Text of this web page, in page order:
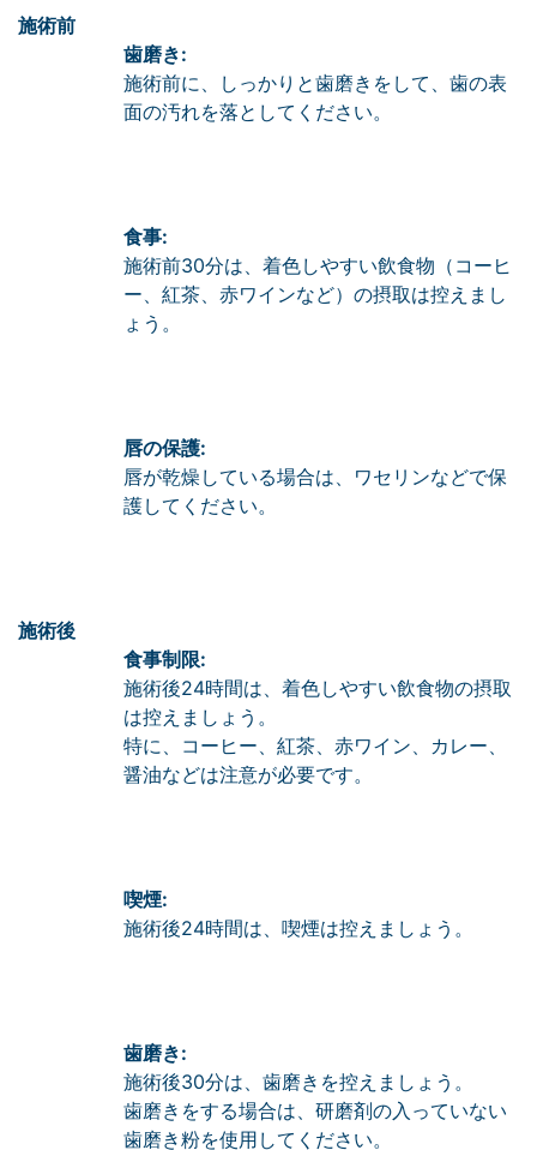
施術前
歯磨き:
施術前に、しっかりと歯磨きをして、歯の表
面の汚れを落としてください。
食事:
施術前30分は、着色しやすい飲食物（コーヒ
ー、紅茶、赤ワインなど）の摂取は控えまし
ょう。
唇の保護:
唇が乾燥している場合は、ワセリンなどで保
護してください。
施術後
食事制限:
施術後24時間は、着色しやすい飲食物の摂取
は控えましょう。
特に、コーヒー、紅茶、赤ワイン、カレー、
醤油などは注意が必要です。
喫煙:
施術後24時間は、喫煙は控えましょう。
歯磨き:
施術後30分は、歯磨きを控えましょう。
歯磨きをする場合は、研磨剤の入っていない
歯磨き粉を使用してください。